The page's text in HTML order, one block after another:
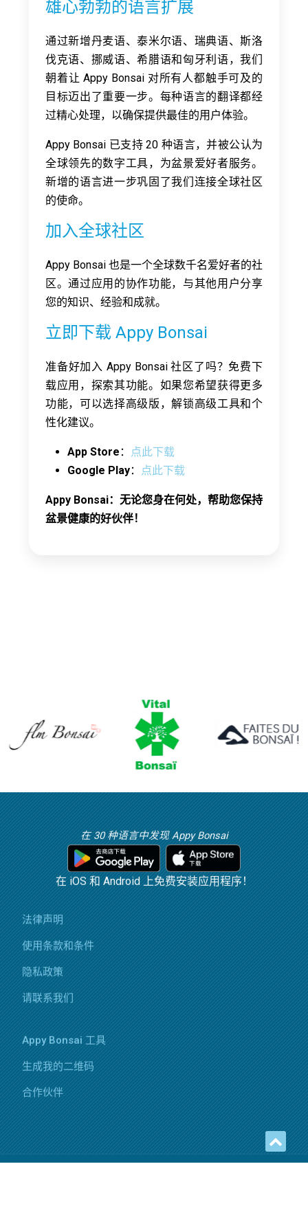
雄心勃勃的语言扩展
通过新增丹麦语、泰米尔语、瑞典语、斯洛
伐克语、挪威语、希腊语和匈牙利语，我们
朝着让 Appy Bonsai 对所有人都触手可及的
目标迈出了重要一步。每种语言的翻译都经
过精心处理，以确保提供最佳的用户体验。
Appy Bonsai 已支持 20 种语言，并被公认为
全球领先的数字工具，为盆景爱好者服务。
新增的语言进一步巩固了我们连接全球社区
的使命。
加入全球社区
Appy Bonsai 也是一个全球数千名爱好者的社
区。通过应用的协作功能，与其他用户分享
您的知识、经验和成就。
立即下载 Appy Bonsai
准备好加入 Appy Bonsai 社区了吗？免费下
载应用，探索其功能。如果您希望获得更多
功能，可以选择高级版，解锁高级工具和个
性化建议。
App Store ：
点此下载
Google Play： 点此下载
Appy Bonsai：无论您身在何处，帮助您保持
盆景健康的好伙伴！
在 30 种语言中发现 Appy Bonsai
在 iOS 和 Android 上免费安装应用程序！
法律声明
使用条款和条件
隐私政策
请联系我们
Appy Bonsai 工具
生成我的二维码
合作伙伴